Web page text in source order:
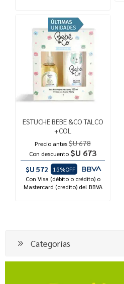
ESTUCHE BEBE &CO TALCO
+COL
Precio antes$U 678
Con descuento $U 673
$U 572
15%OFF
Con Visa (débito o crédito) o
Mastercard (credito) del BBVA
Categorías